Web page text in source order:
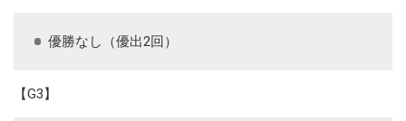
優勝なし（優出2回）
【G3】